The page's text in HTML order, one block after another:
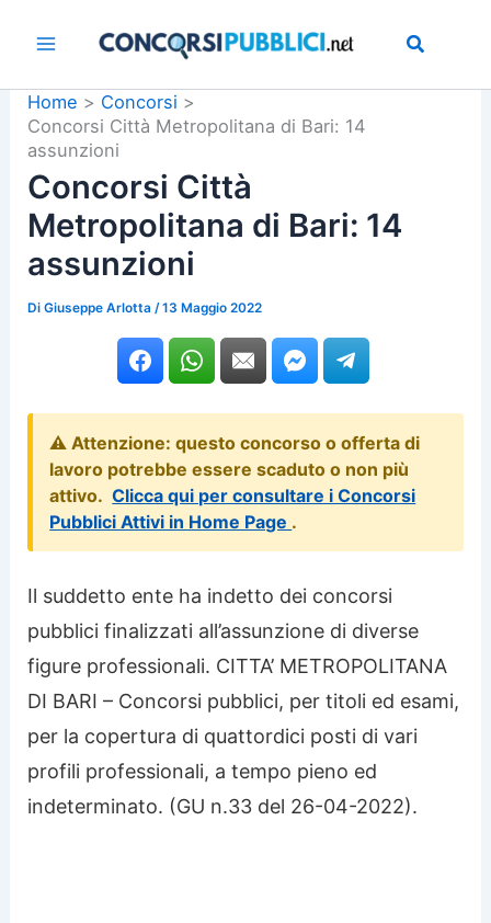
Home
Concorsi
Concorsi Città Metropolitana di Bari: 14
assunzioni
Concorsi Città
Metropolitana di Bari: 14
assunzioni
DiGiuseppe Arlotta /13 Maggio 2022
⚠️ Attenzione: questo concorso o offerta di
lavoro potrebbe essere scaduto o non più
attivo. Clicca qui per consultare i Concorsi
Pubblici Attivi in Home Page .
Il suddetto ente ha indetto dei concorsi
pubblici finalizzati all’assunzione di diverse
figure professionali. CITTA’ METROPOLITANA
DI BARI – Concorsi pubblici, per titoli ed esami,
per la copertura di quattordici posti di vari
profili professionali, a tempo pieno ed
indeterminato. (GU n.33 del 26-04-2022).